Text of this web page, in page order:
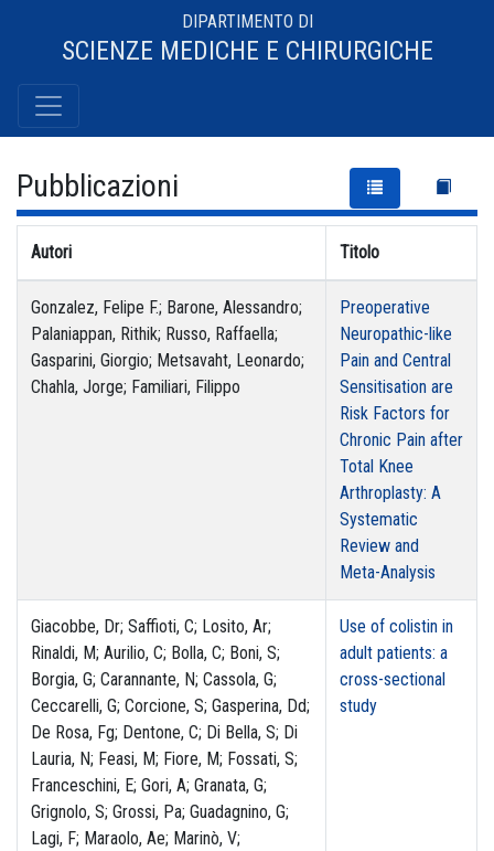
DIPARTIMENTO DI
SCIENZE MEDICHE E CHIRURGICHE
Pubblicazioni
Autori Titolo
Gonzalez, Felipe F.; Barone, Alessandro;
Palaniappan, Rithik; Russo, Raffaella;
Gasparini, Giorgio; Metsavaht, Leonardo;
Chahla, Jorge; Familiari, Filippo
Preoperative
Neuropathic-like
Pain and Central
Sensitisation are
Risk Factors for
Chronic Pain after
Total Knee
Arthroplasty: A
Systematic
Review and
Meta-Analysis
Giacobbe, Dr; Saffioti, C; Losito, Ar;
Rinaldi, M; Aurilio, C; Bolla, C; Boni, S;
Borgia, G; Carannante, N; Cassola, G;
Ceccarelli, G; Corcione, S; Gasperina, Dd;
De Rosa, Fg; Dentone, C; Di Bella, S; Di
Lauria, N; Feasi, M; Fiore, M; Fossati, S;
Franceschini, E; Gori, A; Granata, G;
Grignolo, S; Grossi, Pa; Guadagnino, G;
Lagi, F; Maraolo, Ae; Marinò, V;
Use of colistin in
adult patients: a
cross-sectional
study